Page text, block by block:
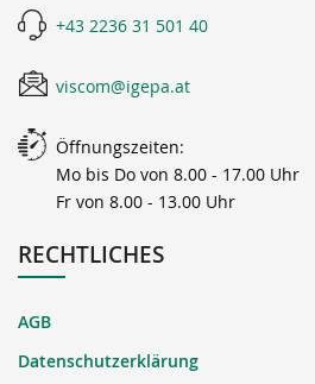
+43 2236 31 501 40
viscom@igepa.at
Öffnungszeiten:
Mo bis Do von 8.00 - 17.00 Uhr
Fr von 8.00 - 13.00 Uhr
RECHTLICHES
AGB
Datenschutzerklärung